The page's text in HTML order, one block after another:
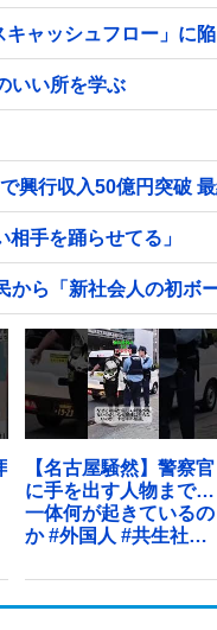
ャッシュフロー」に
いい所を学ぶ
興行収入50億円突破
手を踊らせてる」
ら「新社会人の初ボ
【名古屋騒然】警察官
に手を出す人物まで…
一体何が起きているの
か #外国人 #共生社会